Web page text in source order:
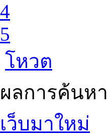
4
5
โหวต
ผลการค้นหา
เว็บมาใหม่